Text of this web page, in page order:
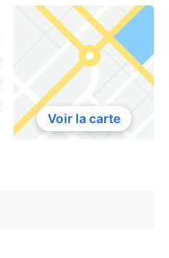
Voir la carte